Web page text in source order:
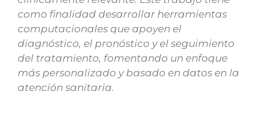
como finalidad desarrollar herramientas
computacionales que apoyen el
diagnóstico, el pronóstico y el seguimiento
del tratamiento, fomentando un enfoque
más personalizado y basado en datos en la
atención sanitaria.